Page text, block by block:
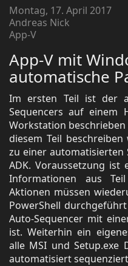
Montag, 17. April 2017
Andreas Nick
App-V
App-V mit
automatische
Im ersten Teil ist der
Sequencers auf einem
Workstation beschrieben
diesem Teil
zu einer automatisierten
ADK. Voraussetzung
Informationen aus
Aktionen müssen
PowerShell
Auto-Sequencer mit
ist. Weiterhin ein
alle MSI und Setup.exe
automatisiert